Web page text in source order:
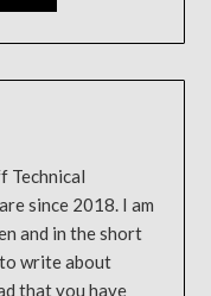
Technical
since 2018. I am
and in the short
to write about
that you have